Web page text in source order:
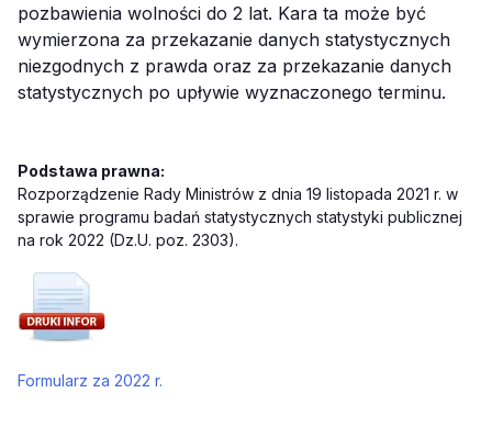
pozbawienia wolności do 2 lat. Kara ta może być
wymierzona za przekazanie danych statystycznych
niezgodnych z prawda oraz za przekazanie danych
statystycznych po upływie wyznaczonego terminu.
Podstawa prawna:
Rozporządzenie Rady Ministrów z dnia 19 listopada 2021 r. w
sprawie programu badań statystycznych statystyki publicznej
na rok 2022 (Dz.U. poz. 2303).
Formularz za 2022 r.